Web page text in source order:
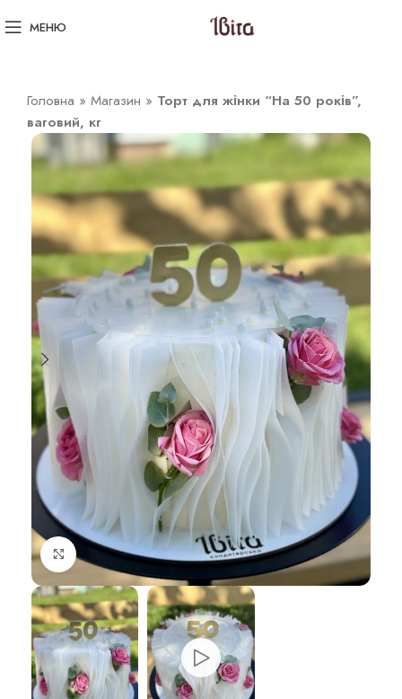
МЕНЮ
Головна » Магазин » Торт для жінки “На 50 років”,
ваговий, кг
Збільшити фото